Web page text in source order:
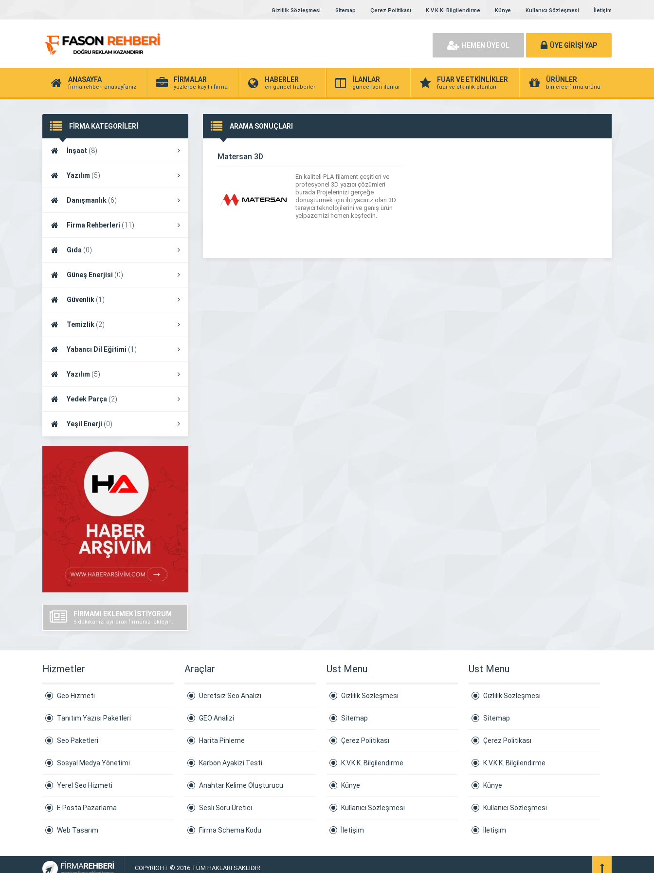
Gizlilik Sözleşmesi Sitemap Çerez Politikası K.V.K.K. Bilgilendirme Künye Kullanıcı Sözleşmesi İletişim
HEMEN ÜYE OL ÜYE GİRİŞİ YAP
ANASAYFA
firma rehberi anasayfanız
FİRMALAR
yüzlerce kayıtlı firma
HABERLER
en güncel haberler
İLANLAR
güncel seri ilanlar
FUAR VE ETKİNLİKLER
fuar ve etkinlik planları
ÜRÜNLER
binlerce firma ürünü
FİRMA KATEGORİLERİ
İnşaat (8)
Yazılım (5)
Danışmanlık (6)
Firma Rehberleri (11)
Gıda (0)
Güneş Enerjisi (0)
Güvenlik (1)
Temizlik (2)
Yabancı Dil Eğitimi (1)
Yazılım (5)
Yedek Parça (2)
Yeşil Enerji (0)
FİRMAMI EKLEMEK İSTİYORUM
5 dakikanızı ayırarak firmanızı ekleyin..
ARAMA SONUÇLARI
Matersan 3D
En kaliteli PLA filament çeşitleri ve
profesyonel 3D yazıcı çözümleri
burada Projelerinizi gerçeğe
dönüştürmek için ihtiyacınız olan 3D
tarayıcı teknolojilerini ve geniş ürün
yelpazemizi hemen keşfedin.
Hizmetler
Geo Hizmeti
Tanıtım Yazısı Paketleri
Seo Paketleri
Sosyal Medya Yönetimi
Yerel Seo Hizmeti
E Posta Pazarlama
Web Tasarım
Araçlar
Ücretsiz Seo Analizi
GEO Analizi
Harita Pinleme
Karbon Ayakizi Testi
Anahtar Kelime Oluşturucu
Sesli Soru Üretici
Firma Schema Kodu
Ust Menu
Gizlilik Sözleşmesi
Sitemap
Çerez Politikası
K.V.K.K. Bilgilendirme
Künye
Kullanıcı Sözleşmesi
İletişim
Ust Menu
Gizlilik Sözleşmesi
Sitemap
Çerez Politikası
K.V.K.K. Bilgilendirme
Künye
Kullanıcı Sözleşmesi
İletişim
COPYRIGHT © 2016 TÜM HAKLARI SAKLIDIR.